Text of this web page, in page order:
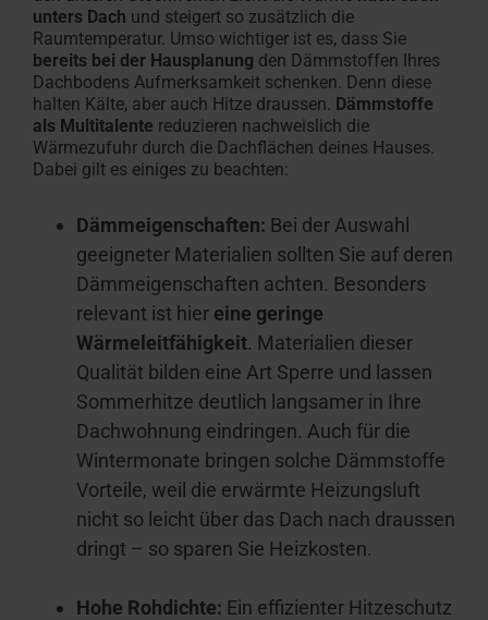
unters Dach und steigert so zusätzlich die
Raumtemperatur. Umso wichtiger ist es, dass Sie
bereits bei der Hausplanung den Dämmstoffen Ihres
Dachbodens Aufmerksamkeit schenken. Denn diese
halten Kälte, aber auch Hitze draussen. Dämmstoffe
als Multitalente reduzieren nachweislich die
Wärmezufuhr durch die Dachflächen deines Hauses.
Dabei gilt es einiges zu beachten:
Dämmeigenschaften: Bei der Auswahl
geeigneter Materialien sollten Sie auf deren
Dämmeigenschaften achten. Besonders
relevant ist hier eine geringe
Wärmeleitfähigkeit. Materialien dieser
Qualität bilden eine Art Sperre und lassen
Sommerhitze deutlich langsamer in Ihre
Dachwohnung eindringen. Auch für die
Wintermonate bringen solche Dämmstoffe
Vorteile, weil die erwärmte Heizungsluft
nicht so leicht über das Dach nach draussen
dringt – so sparen Sie Heizkosten.
Hohe Rohdichte: Ein effizienter Hitzeschutz